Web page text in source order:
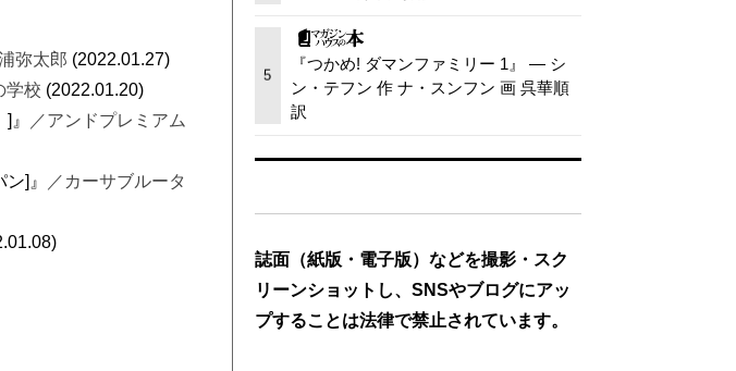
弥太郎 (2022.01.27)
学校 (2022.01.20)
／アンドプレミアム
]』
／カーサブルータ
5
『つかめ! ダマンファミリー 1』 — シ
ン・テフン 作 ナ・スンフン 画 呉華順
訳
誌面（紙版・電子版）などを撮影・スク
リーンショットし、SNSやブログにアッ
プすることは法律で禁止されています。